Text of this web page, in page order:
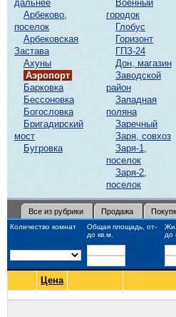
дальнее
Арбеково,
поселок
Арбековская
Застава
Ахуны
Аэропорт
Барковка
Бессоновка
Богословка
Бригадирский
мост
Бугровка
Военный
городок
Глобус
Горизонт
ГПЗ-24
Дон, магазин
Заводской
район
Западная
поляна
Заречный
Заря, совхоз
Заря-1,
поселок
Заря-2,
поселок
Все из рубрики Продажа
Количество комнат
Общая площадь, от-
до кв.м.
до
-
Цена